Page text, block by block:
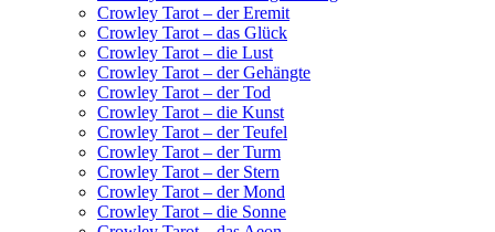
Crowley Tarot – der Eremit
Crowley Tarot – das Glück
Crowley Tarot – die Lust
Crowley Tarot – der Gehängte
Crowley Tarot – der Tod
Crowley Tarot – die Kunst
Crowley Tarot – der Teufel
Crowley Tarot – der Turm
Crowley Tarot – der Stern
Crowley Tarot – der Mond
Crowley Tarot – die Sonne